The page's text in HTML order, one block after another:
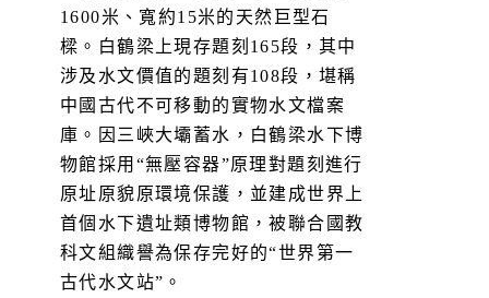
1600米、寬約15米的天然巨型石
樑。白鶴梁上現存題刻165段，其中
涉及水文價值的題刻有108段，堪稱
中國古代不可移動的實物水文檔案
庫。因三峽大壩蓄水，白鶴梁水下博
物館採用“無壓容器”原理對題刻進行
原址原貌原環境保護，並建成世界上
首個水下遺址類博物館，被聯合國教
科文組織譽為保存完好的“世界第一
古代水文站”。